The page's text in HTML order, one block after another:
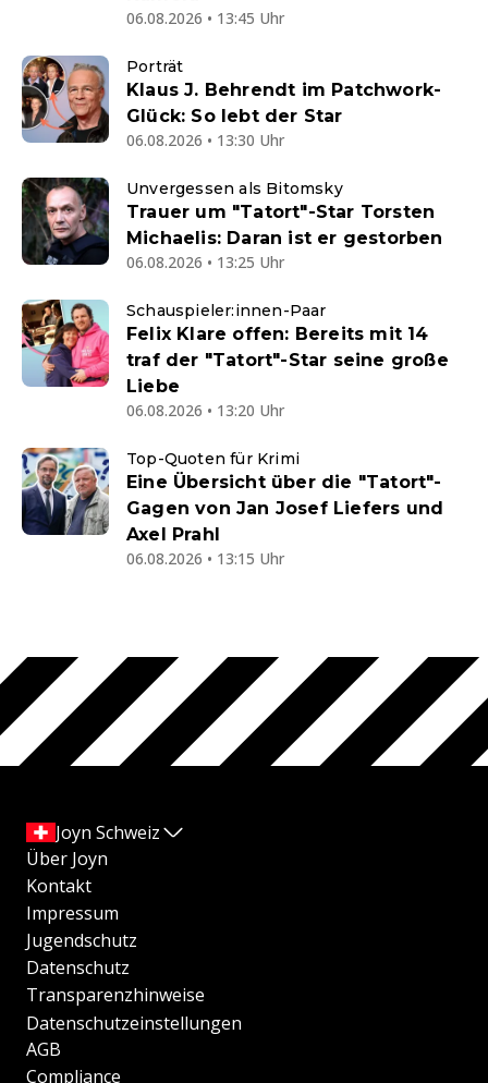
06.08.2026 • 13:45 Uhr
Porträt
Klaus J. Behrendt im Patchwork-
Glück: So lebt der Star
06.08.2026 • 13:30 Uhr
Unvergessen als Bitomsky
Trauer um "Tatort"-Star Torsten
Michaelis: Daran ist er gestorben
06.08.2026 • 13:25 Uhr
Schauspieler:innen-Paar
Felix Klare offen: Bereits mit 14
traf der "Tatort"-Star seine große
Liebe
06.08.2026 • 13:20 Uhr
Top-Quoten für Krimi
Eine Übersicht über die "Tatort"-
Gagen von Jan Josef Liefers und
Axel Prahl
06.08.2026 • 13:15 Uhr
Joyn Schweiz
Über Joyn
Kontakt
Impressum
Jugendschutz
Datenschutz
Transparenzhinweise
Datenschutzeinstellungen
AGB
Compliance